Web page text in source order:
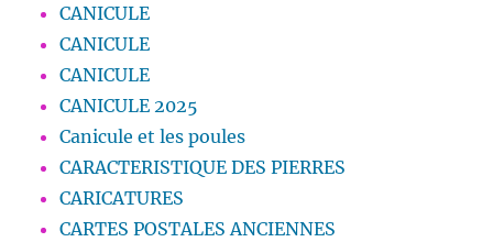
CANICULE
CANICULE
CANICULE
CANICULE 2025
Canicule et les poules
CARACTERISTIQUE DES PIERRES
CARICATURES
CARTES POSTALES ANCIENNES